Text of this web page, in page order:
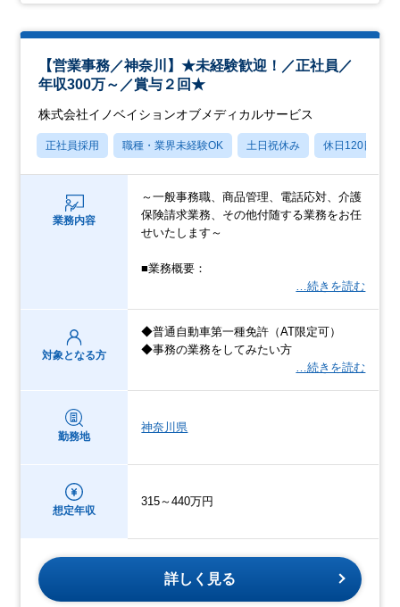
【営業事務／神奈川】★未経験歓迎！／正社員／
年収300万～／賞与２回★
株式会社イノベイションオブメディカルサービス
正社員採用 職種・業界未経験OK 土日祝休み 休日120日以上
業務内容
～一般事務職、商品管理、電話応対、介護
保険請求業務、その他付随する業務をお任
せいたします～
■業務概要：
…続きを読む
対象となる方
◆普通自動車第一種免許（AT限定可）
◆事務の業務をしてみたい方
…続きを読む
勤務地
神奈川県
想定年収
315～440万円
詳しく見る